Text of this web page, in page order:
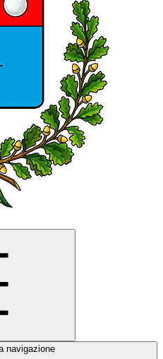
navigazione